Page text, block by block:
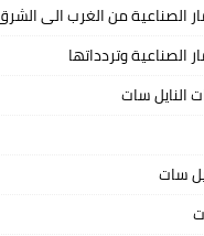
الصناعية من الغرب الى
الصناعية وتردداتها
النايل سات
سات